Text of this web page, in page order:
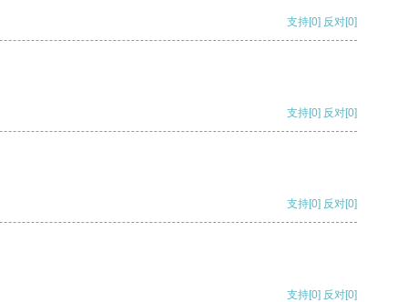
支持[0] 反对[0]
支持[0] 反对[0]
支持[0] 反对[0]
支持[0] 反对[0]